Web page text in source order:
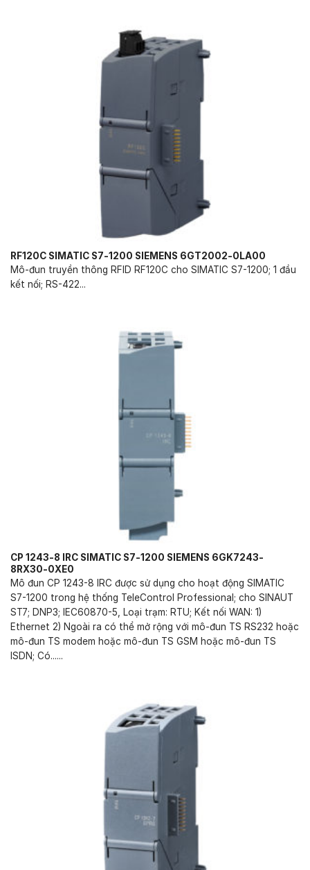
RF120C SIMATIC S7-1200 SIEMENS 6GT2002-0LA00
Mô-đun truyền thông RFID RF120C cho SIMATIC S7-1200; 1 đầu
kết nối; RS-422...
CP 1243-8 IRC SIMATIC S7-1200 SIEMENS 6GK7243-
8RX30-0XE0
Mô đun CP 1243-8 IRC được sử dụng cho hoạt động SIMATIC
S7-1200 trong hệ thống TeleControl Professional; cho SINAUT
ST7; DNP3; IEC60870-5, Loại trạm: RTU; Kết nối WAN: 1)
Ethernet 2) Ngoài ra có thể mở rộng với mô-đun TS RS232 hoặc
mô-đun TS modem hoặc mô-đun TS GSM hoặc mô-đun TS
ISDN; Có......